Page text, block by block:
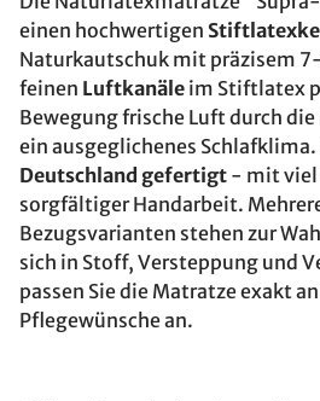
einen hochwertigen
Naturkautschuk mit präzisem
feinen Luftkanäle im Stiftlatex
Bewegung frische Luft durch
ein ausgeglichenes
Deutschland gefertigt - mit viel
sorgfältiger Handarbeit.
Bezugsvarianten stehen zur
sich in Stoff, Versteppung und
passen Sie die Matratze exakt
Pflegewünsche an.